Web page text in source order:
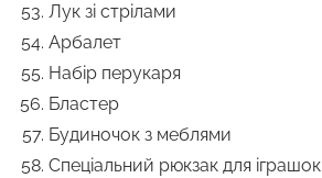
Лук зі стрілами
Арбалет
Набір перукаря
Бластер
Будиночок з меблями
Спеціальний рюкзак для іграшок